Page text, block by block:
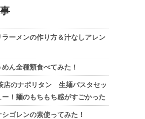
ラーメンの作り方＆汁なしアレン
ん全種類食べてみた！
店のナポリタン 生麺パスタセッ
ー！麺のもちもち感がすごかった
ゴレンの素使ってみた！